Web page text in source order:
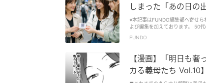
しまった「あの日の
※本記事はFUNDO編集部へ寄せ
よび編集を加えております。 50
FUNDO
【漫画】「明日も
カる義母たち Vol.10】